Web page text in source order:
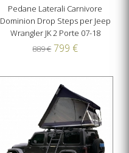
Pedane Laterali Carnivore
Dominion Drop Steps per Jeep
Wrangler JK 2 Porte 07-18
889 € 799 €